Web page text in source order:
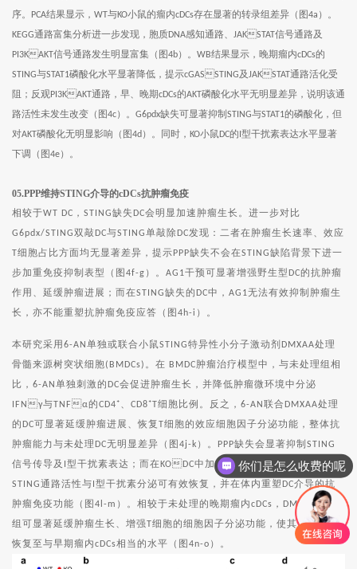
序。
PCA结果显示， WT与KO小鼠的瘤内cDCs存在显著的转录组差异（图4a ）。
KEGG通路富集分析进一步发现，胞质DNA感知通路、 JAKSTAT信号通路及
PI3KAKT信号通路发生明显富集（图4b）。 WB结果显示，晚期瘤内cDCs的
STING与STAT1磷酸化水平显著降低，提示cGASSTING及JAKSTAT通路活化受
阻；反观 PI3KAKT通路，早、晚期cDCs的AKT磷酸化水平无明显差异，说明该通
路活性未发生改变（图4c）。 G6pdx缺失可显著抑制STING与STAT1的磷酸化，但
对AKT磷酸化无明显影响（图4d ）。同时， KO小鼠 DC的 型干扰素表达水平显著
下调（图4e）。
05.PPP维持STING介导的cDCs抗肿瘤免疫
相较于WT DC ， STING缺失 DC会明显加速肿瘤生长。进一步对比
G6pdx/STING双敲 DC与STING单敲除 DC发现：二者在肿瘤生长速率、效应
T细胞占比方面均无显著差异，提示 PPP缺失不会在STING缺陷背景下进一
步加重免疫抑制表型（图4f-g ）。 AG1干预可显著增强野生型 DC的抗肿瘤
作用、延缓肿瘤进展；而在STING缺失的 DC中， AG1无法有效抑制肿瘤生
长，亦不能重塑抗肿瘤免疫应答（图4h-i ）。
本研究采用6-AN 单独或联合小鼠STING特异性小分子激动剂 DMXAA处理
骨髓来源树突状细胞(BMDCs) 。在 BMDC肿瘤治疗模型中，与未处理组相
比， 6-AN 单独刺激的 DC会促进肿瘤生长，并降低肿瘤微环境中分泌
IFNγ与TNFα的CD4⁺ CD8⁺T细胞比例。反之， 6-AN 联合 DMXAA处理
的 DC可显著延缓肿瘤进展、恢复T细胞的效应细胞因子分泌功能，整体抗
肿瘤能力与未处理 DC无明显差异（图4j-k ）。 PPP缺失会显著抑制STING
信号传导及 型干扰素表达；而在KODC中加入DMXAA刺激后，细胞体外
STING通路活性与 型干扰素分泌可有效恢复，并在体内重塑 DC介导的抗
肿瘤免疫功能（图4l-m ）。相较于未处理的晚期瘤内cDCs ， DMXAA干预
组可显著延缓肿瘤生长、增强T细胞的细胞因子分泌功能，使其免疫功能
恢复至与早期瘤内cDCs相当的水平（图4n-o ）。
你们是怎么收费的呢